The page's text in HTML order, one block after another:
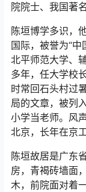
院院士、我国著
陈垣博学多识，
国际，被誉为“中
北平师范大学、
多年，任大学校
时常回石头村过
局的文章，被列
小学当老师。风
北京，长年在京工
陈垣故居是广东
房，青褐砖墙面
木，前院面对着